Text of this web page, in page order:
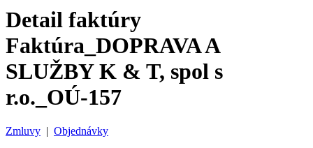
Detail faktúry
Faktúra_DOPRAVA A
SLUŽBY K & T, spol s
r.o._OÚ-157
Zmluvy | Objednávky